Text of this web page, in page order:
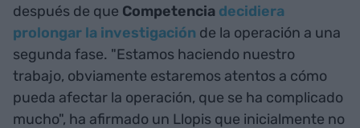
después de que Competencia decidiera
prolongar la investigación de la operación a una
segunda fase. "Estamos haciendo nuestro
trabajo, obviamente estaremos atentos a cómo
pueda afectar la operación, que se ha complicado
mucho", ha afirmado un Llopis que inicialmente no